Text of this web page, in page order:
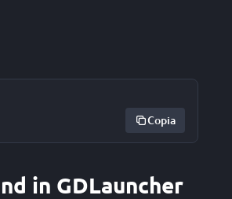
Copia
in GDLauncher